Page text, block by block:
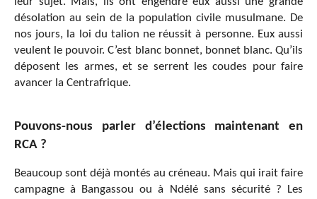
désolation au sein de la population civile musulmane. De
nos jours, la loi du talion ne réussit à personne. Eux aussi
veulent le pouvoir. C’est blanc bonnet, bonnet blanc. Qu’ils
déposent les armes, et se serrent les coudes pour faire
avancer la Centrafrique.
Pouvons-nous parler d’élections maintenant en
RCA ?
Beaucoup sont déjà montés au créneau. Mais qui irait faire
campagne à Bangassou ou à Ndélé sans sécurité ? Les